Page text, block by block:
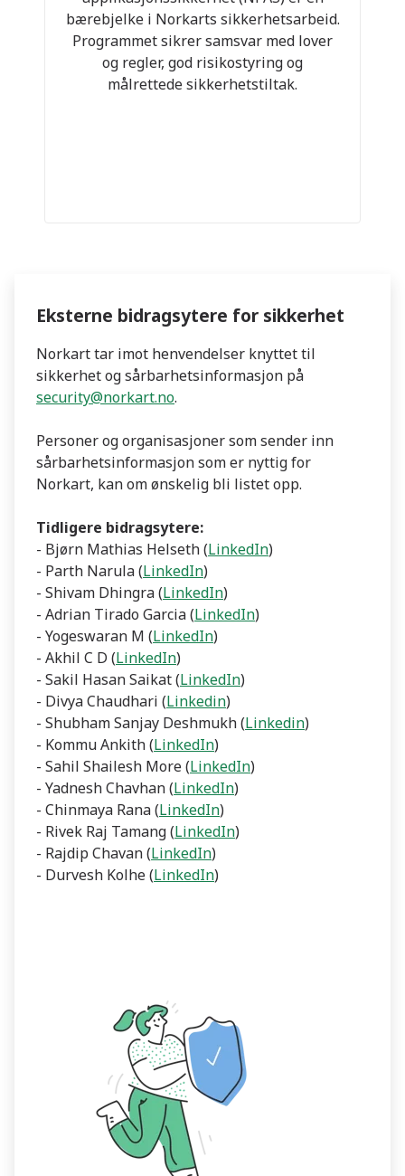
bærebjelke i Norkarts sikkerhetsarbeid.
Programmet sikrer samsvar med lover
og regler, god risikostyring og
målrettede sikkerhetstiltak.
Eksterne bidragsytere for sikkerhet
Norkart tar imot henvendelser knyttet til
sikkerhet og sårbarhetsinformasjon på
security@norkart.no.
Personer og organisasjoner som sender inn
sårbarhetsinformasjon som er nyttig for
Norkart, kan om ønskelig bli listet opp.
Tidligere bidragsytere:
- Bjørn Mathias Helseth (LinkedIn)
- Parth Narula (LinkedIn)
- Shivam Dhingra (LinkedIn)
- Adrian Tirado Garcia (LinkedIn)
- Yogeswaran M (LinkedIn)
- Akhil C D (LinkedIn)
- Sakil Hasan Saikat (LinkedIn)
- Divya Chaudhari (Linkedin)
- Shubham Sanjay Deshmukh (Linkedin)
- Kommu Ankith (LinkedIn)
- Sahil Shailesh More (LinkedIn)
- Yadnesh Chavhan (LinkedIn)
- Chinmaya Rana (LinkedIn)
- Rivek Raj Tamang (LinkedIn)
- Rajdip Chavan (LinkedIn)
- Durvesh Kolhe (LinkedIn)